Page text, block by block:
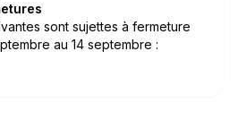
sont sujettes à fermeture
au 14 septembre :